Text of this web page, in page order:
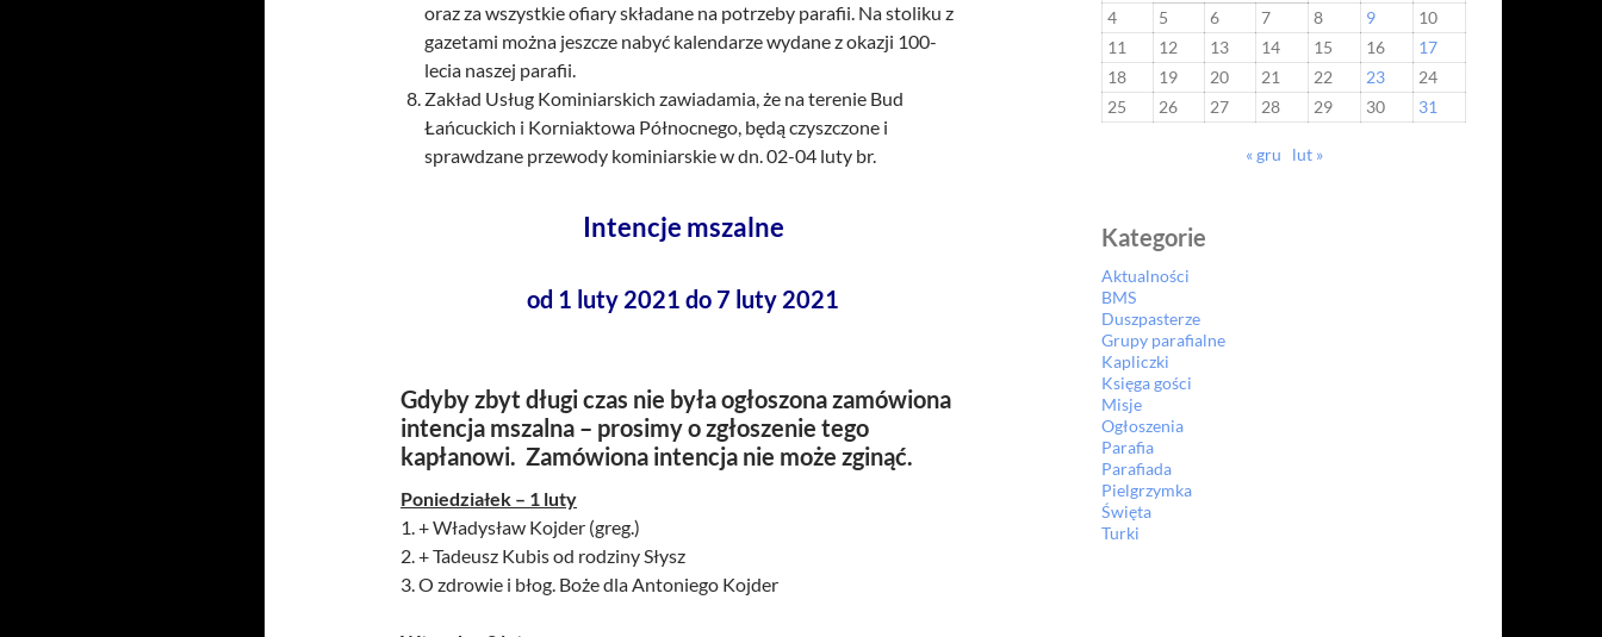
oraz za wszystkie ofiary składane na potrzeby parafii. Na stoliku z
gazetami można jeszcze nabyć kalendarze wydane z okazji 100-
lecia naszej parafii.
Zakład Usług Kominiarskich zawiadamia, że na terenie Bud
Łańcuckich i Korniaktowa Północnego, będą czyszczone i
sprawdzane przewody kominiarskie w dn. 02-04 luty br.
Intencje mszalne
od 1 luty 2021 do 7 luty 2021
Gdyby zbyt długi czas nie była ogłoszona zamówiona
intencja mszalna – prosimy o zgłoszenie tego
kapłanowi. Zamówiona intencja nie może zginąć.
Poniedziałek – 1 luty
1. + Władysław Kojder (greg.)
2. + Tadeusz Kubis od rodziny Słysz
3. O zdrowie i błog. Boże dla Antoniego Kojder
4
5 6 7 8 9
10
11
12 13 14 15 16
17
18
19 20 21 22 23
24
25
26 27 28 29 30 31
« gru lut »
Kategorie
Aktualności
BMS
Duszpasterze
Grupy parafialne
Kapliczki
Księga gości
Misje
Ogłoszenia
Parafia
Parafiada
Pielgrzymka
Święta
Turki